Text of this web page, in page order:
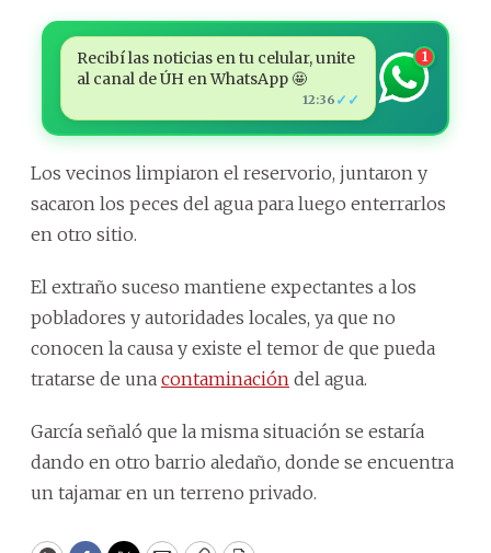
Recibí las noticias en tu celular, unite
al canal de ÚH en WhatsApp 🤩
12:36 ✓✓
1
Los vecinos limpiaron el reservorio, juntaron y
sacaron los peces del agua para luego enterrarlos
en otro sitio.
El extraño suceso mantiene expectantes a los
pobladores y autoridades locales, ya que no
conocen la causa y existe el temor de que pueda
tratarse de una contaminación del agua.
García señaló que la misma situación se estaría
dando en otro barrio aledaño, donde se encuentra
un tajamar en un terreno privado.